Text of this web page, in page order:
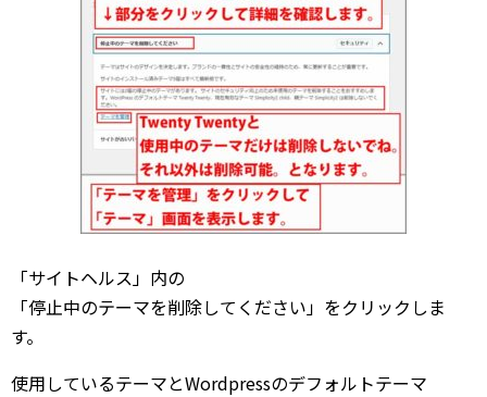
「サイトヘルス」内の
「停止中のテーマを削除してください」をクリックしま
す。
使用しているテーマとWordpressのデフォルトテーマ